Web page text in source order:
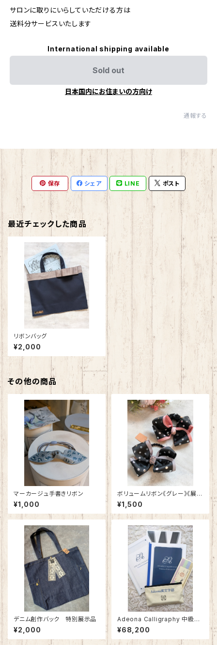
サロンに取りにいらしていただける方は
送料分サービスいたします
International shipping available
Sold out
日本国内にお住まいの方向け
通報する
保存 シェア LINE ポスト
最近チェックした商品
リボンバッグ
¥2,000
その他の商品
マーカージュ手書きリボン
¥1,000
ボリュームリボン《グレー》《展示
品》
¥1,500
デニム創作バック 特別展示品
¥2,000
Adeona Calligraphy 中級コ
ース 《2025/4月後半スター
ト》
¥68,200